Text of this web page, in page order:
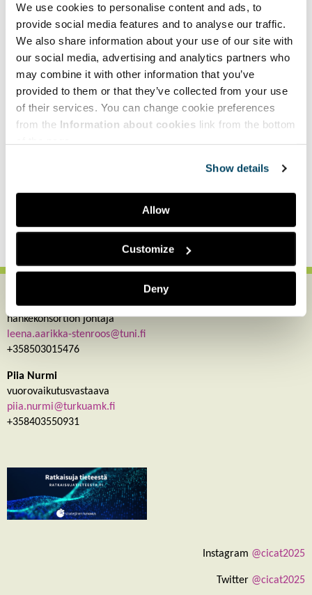
We use cookies to personalise content and ads, to
provide social media features and to analyse our traffic.
We also share information about your use of our site with
our social media, advertising and analytics partners who
may combine it with other information that you’ve
provided to them or that they’ve collected from your use
of their services. You can change cookie preferences
from the Information about cookies link from the bottom
Show details
Allow
Customize
Deny
edellytyksien ja esteiden tunnistamiseksi yhteiskunnan, yhteisöjen
ja yksilön tasoilla. Kiertotaloussiirtymän vaikutusta kestävään
kasvuun tutkitaan ohjelman hankkeissaKiertotalouden katalyytit:
Innovaatioekosysteemeistä liiketoimintaekosysteemeihin
(CICAT2025),Uudet pakkasratkaisut ihmisen, maapallon ja
liiketoiminnan hyväksi (Package-Heroes)ja Kestävä lääkekehitys
(SUDDEN)
Anne-Christine Ritschkoff; Kestävän kasvun avaimet
ohjelmajohtaja
Facebook LinkedIn
Leena Aarikka-Stenroos
hankekonsortion johtaja
leena.aarikka-stenroos@tuni.fi
+358503015476
Piia Nurmi
vuorovaikutusvastaava
piia.nurmi@turkuamk.fi
+358403550931
Instagram @cicat2025
Twitter @cicat2025